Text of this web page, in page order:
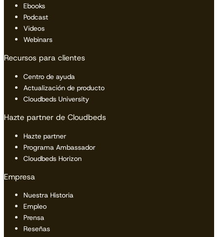
Ebooks
Podcast
Videos
Webinars
Recursos para clientes
Centro de ayuda
Actualización de producto
Cloudbeds University
Hazte partner de Cloudbeds
Hazte partner
Programa Ambassador
Cloudbeds Horizon
Empresa
Nuestra Historia
Empleo
Prensa
Reseñas